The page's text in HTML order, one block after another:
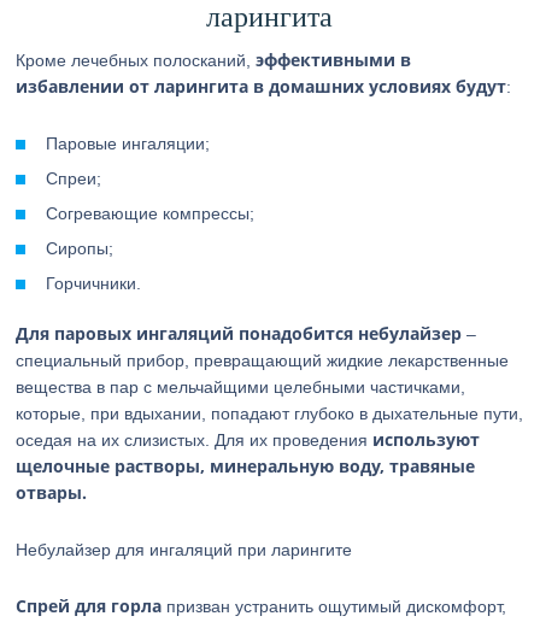
ларингита
Кроме лечебных полосканий,эффективными в
избавлении от ларингита в домашних условиях будут:
Паровые ингаляции;
Спреи;
Согревающие компрессы;
Сиропы;
Горчичники.
Для паровых ингаляций понадобится небулайзер –
специальный прибор, превращающий жидкие лекарственные
вещества в пар с мельчайщими целебными частичками,
которые, при вдыхании, попадают глубоко в дыхательные пути,
оседая на их слизистых. Для их проведения используют
щелочные растворы, минеральную воду, травяные
отвары.
Небулайзер для ингаляций при ларингите
Спрей для горла призван устранить ощутимый дискомфорт,